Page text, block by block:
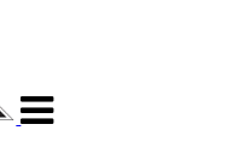
navigasjon